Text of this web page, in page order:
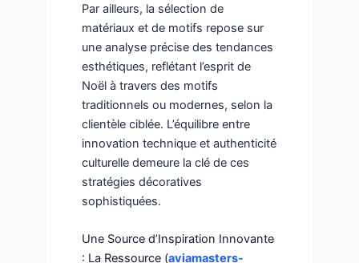
Par ailleurs, la sélection de
matériaux et de motifs repose sur
une analyse précise des tendances
esthétiques, reflétant l’esprit de
Noël à travers des motifs
traditionnels ou modernes, selon la
clientèle ciblée. L’équilibre entre
innovation technique et authenticité
culturelle demeure la clé de ces
stratégies décoratives
sophistiquées.
Une Source d’Inspiration Innovante
: La Ressource (aviamasters-